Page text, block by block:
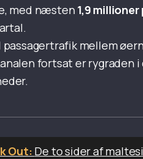
med næsten 1,9
passagertrafik mellem
fortsat er rygraden
De to sider af